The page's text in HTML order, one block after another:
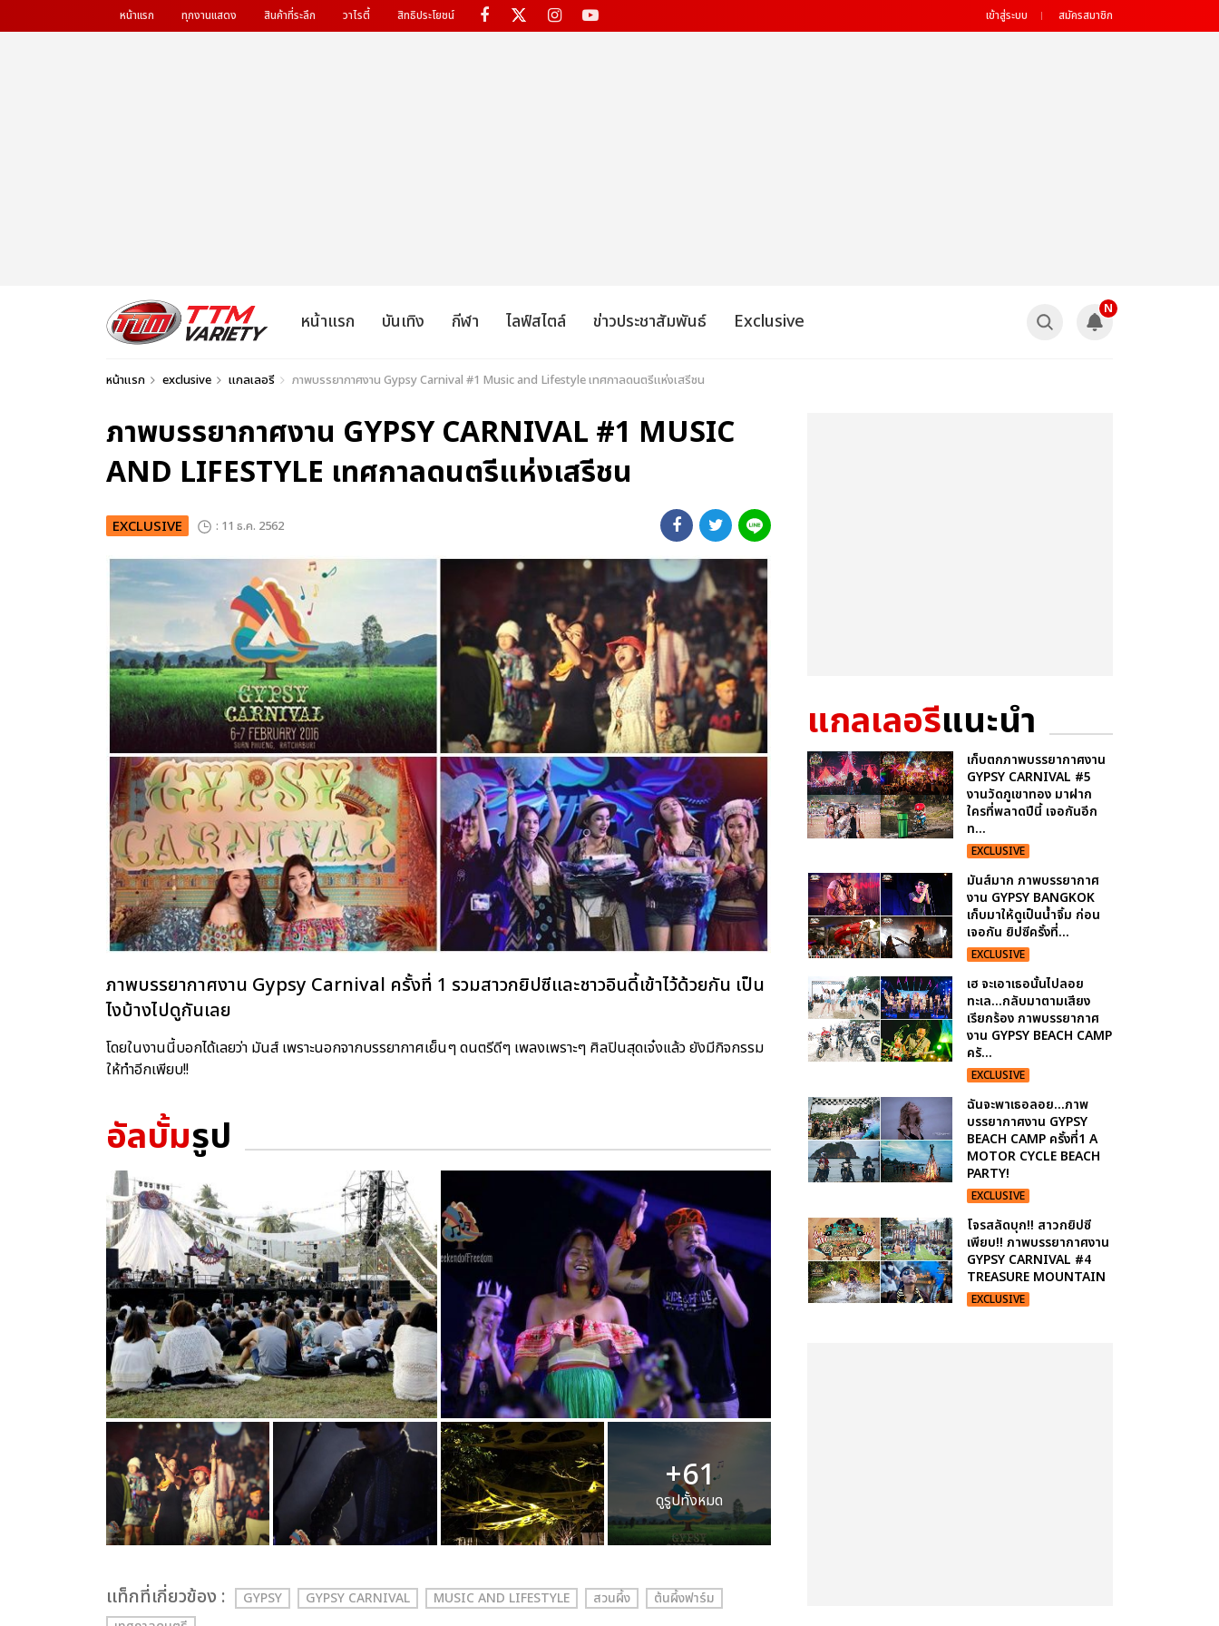
หน้าแรก ทุกงานแสดง สินค้าที่ระลึก วาไรตี้ สิทธิประโยชน์ เข้าสู่ระบบ สมัครสมาชิก
หน้าแรก บันเทิง กีฬา ไลฟ์สไตล์ ข่าวประชาสัมพันธ์ Exclusive
N
หน้าแรก exclusive แกลเลอรี ภาพบรรยากาศงาน Gypsy Carnival #1 Music and Lifestyle เทศกาลดนตรีแห่งเสรีชน
ภาพบรรยากาศงาน GYPSY CARNIVAL #1 MUSIC
AND LIFESTYLE เทศกาลดนตรีแห่งเสรีชน
EXCLUSIVE : 11 ธ.ค. 2562
ภาพบรรยากาศงาน Gypsy Carnival ครั้งที่ 1 รวมสาวกยิปซีและชาวอินดี้เข้าไว้ด้วยกัน เป็น
ไงบ้างไปดูกันเลย
โดยในงานนี้บอกได้เลยว่า มันส์ เพราะนอกจากบรรยากาศเย็นๆ ดนตรีดีๆ เพลงเพราะๆ ศิลปินสุดเจ๋งแล้ว ยังมีกิจกรรม
ให้ทำอีกเพียบ!!
อัลบั้มรูป
+61
ดูรูปทั้งหมด
เเท็กที่เกี่ยวข้อง : GYPSY GYPSY CARNIVAL MUSIC AND LIFESTYLE สวนผึ้ง
ต้นผึ้งฟาร์ม
แกลเลอรีแนะนำ
เก็บตกภาพบรรยากาศงาน
GYPSY CARNIVAL #5
งานวัดภูเขาทอง มาฝาก
ใครที่พลาดปีนี้ เจอกันอีก
ท...
EXCLUSIVE
มันส์มาก ภาพบรรยากาศ
งาน GYPSY BANGKOK
เก็บมาให้ดูเป็นน้ำจิ้ม ก่อน
เจอกัน ยิปซีครั้งที่...
EXCLUSIVE
เฮ จะเอาเธอนั้นไปลอย
ทะเล...กลับมาตามเสียง
เรียกร้อง ภาพบรรยากาศ
งาน GYPSY BEACH CAMP
ครั...
EXCLUSIVE
ฉันจะพาเธอลอย...ภาพ
บรรยากาศงาน GYPSY
BEACH CAMP ครั้งที่1 A
MOTOR CYCLE BEACH
PARTY!
EXCLUSIVE
โจรสลัดบุก!! สาวกยิปซี
เพียบ!! ภาพบรรยากาศงาน
GYPSY CARNIVAL #4
TREASURE MOUNTAIN
EXCLUSIVE